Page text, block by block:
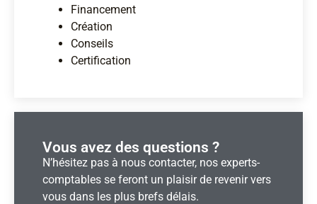
Financement
Création
Conseils
Certification
Vous avez des questions ?​
N’hésitez pas à nous contacter, nos experts-
comptables se feront un plaisir de revenir vers
vous dans les plus brefs délais.